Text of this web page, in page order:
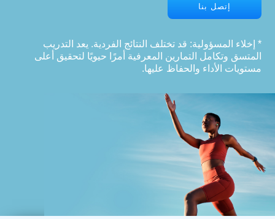
إتصل بنا
* إخلاء المسؤولية: قد تختلف النتائج الفردية. يعد التدريب
المتسق وتكامل التمارين المعرفية أمرًا حيويًا لتحقيق أعلى
مستويات الأداء والحفاظ عليها.